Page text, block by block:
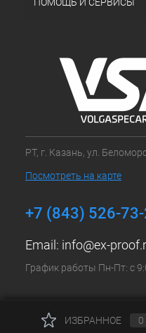
РТ, г. Казань, ул.
Посмотреть на карте
+7 (843) 526-
Email: info@ex-
График работы Пн-Пт: с
ИЗБРАННОЕ 0